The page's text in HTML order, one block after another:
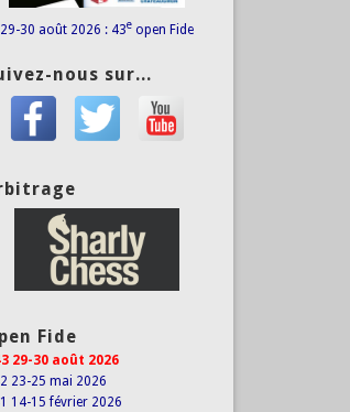
29-30 août 2026 : 43e open Fide
nous sur...
Fide
29-30 août 2026
23-25 mai 2026
14-15 février 2026